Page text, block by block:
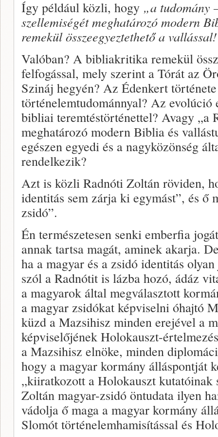
Így például közli, hogy „a tudomány
szellemiségét meghatározó modern
remekül összeegyeztethető a
Valóban? A bibliakritika remekül
felfogással, mely szerint a Tórát az
Szináj hegyén? Az Édenkert
történelemtudománnyal? Az evolúció
bibliai teremtéstörténettel? Avagy „a
meghatározó modern Biblia és
egészen egyedi és a nagyközönség
rendelkezik?
Azt is közli Radnóti Zoltán röviden,
identitás sem zárja ki egymást”, és ő
zsidó”.
Én természetesen senki emberfia
annak tartsa magát, aminek akarja.
ha a magyar és a zsidó identitás
szól a Radnótit is lázba hozó, ádáz
a magyarok által megválasztott
a magyar zsidókat képviselni óhajtó
küzd a Mazsihisz minden erejével a
képviselőjének Holokauszt-
a Mazsihisz elnöke, minden
hogy a magyar kormány álláspontját
„kiiratkozott a Holokauszt kutatóinak
Zoltán magyar-zsidó öntudata ilyen
vádolja ő maga a magyar kormány
Slomót történelemhamisítással és